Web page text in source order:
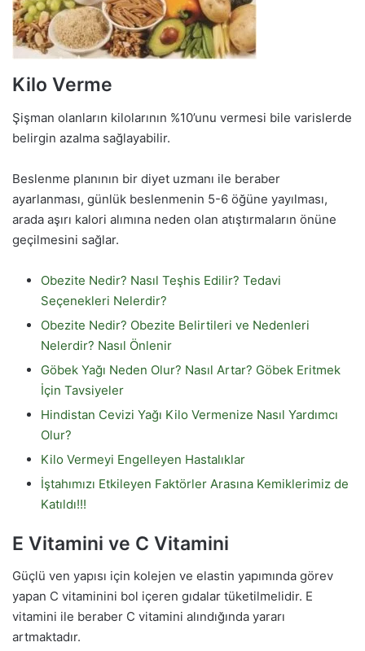
Kilo Verme
Şişman olanların kilolarının %10’unu vermesi bile varislerde
belirgin azalma sağlayabilir.
Beslenme planının bir diyet uzmanı ile beraber
ayarlanması, günlük beslenmenin 5-6 öğüne yayılması,
arada aşırı kalori alımına neden olan atıştırmaların önüne
geçilmesini sağlar.
Obezite Nedir? Nasıl Teşhis Edilir? Tedavi
Seçenekleri Nelerdir?
Obezite Nedir? Obezite Belirtileri ve Nedenleri
Nelerdir? Nasıl Önlenir
Göbek Yağı Neden Olur? Nasıl Artar? Göbek Eritmek
İçin Tavsiyeler
Hindistan Cevizi Yağı Kilo Vermenize Nasıl Yardımcı
Olur?
Kilo Vermeyi Engelleyen Hastalıklar
İştahımızı Etkileyen Faktörler Arasına Kemiklerimiz de
Katıldı!!!
E Vitamini ve C Vitamini
Güçlü ven yapısı için kolejen ve elastin yapımında görev
yapan C vitaminini bol içeren gıdalar tüketilmelidir. E
vitamini ile beraber C vitamini alındığında yararı
artmaktadır.